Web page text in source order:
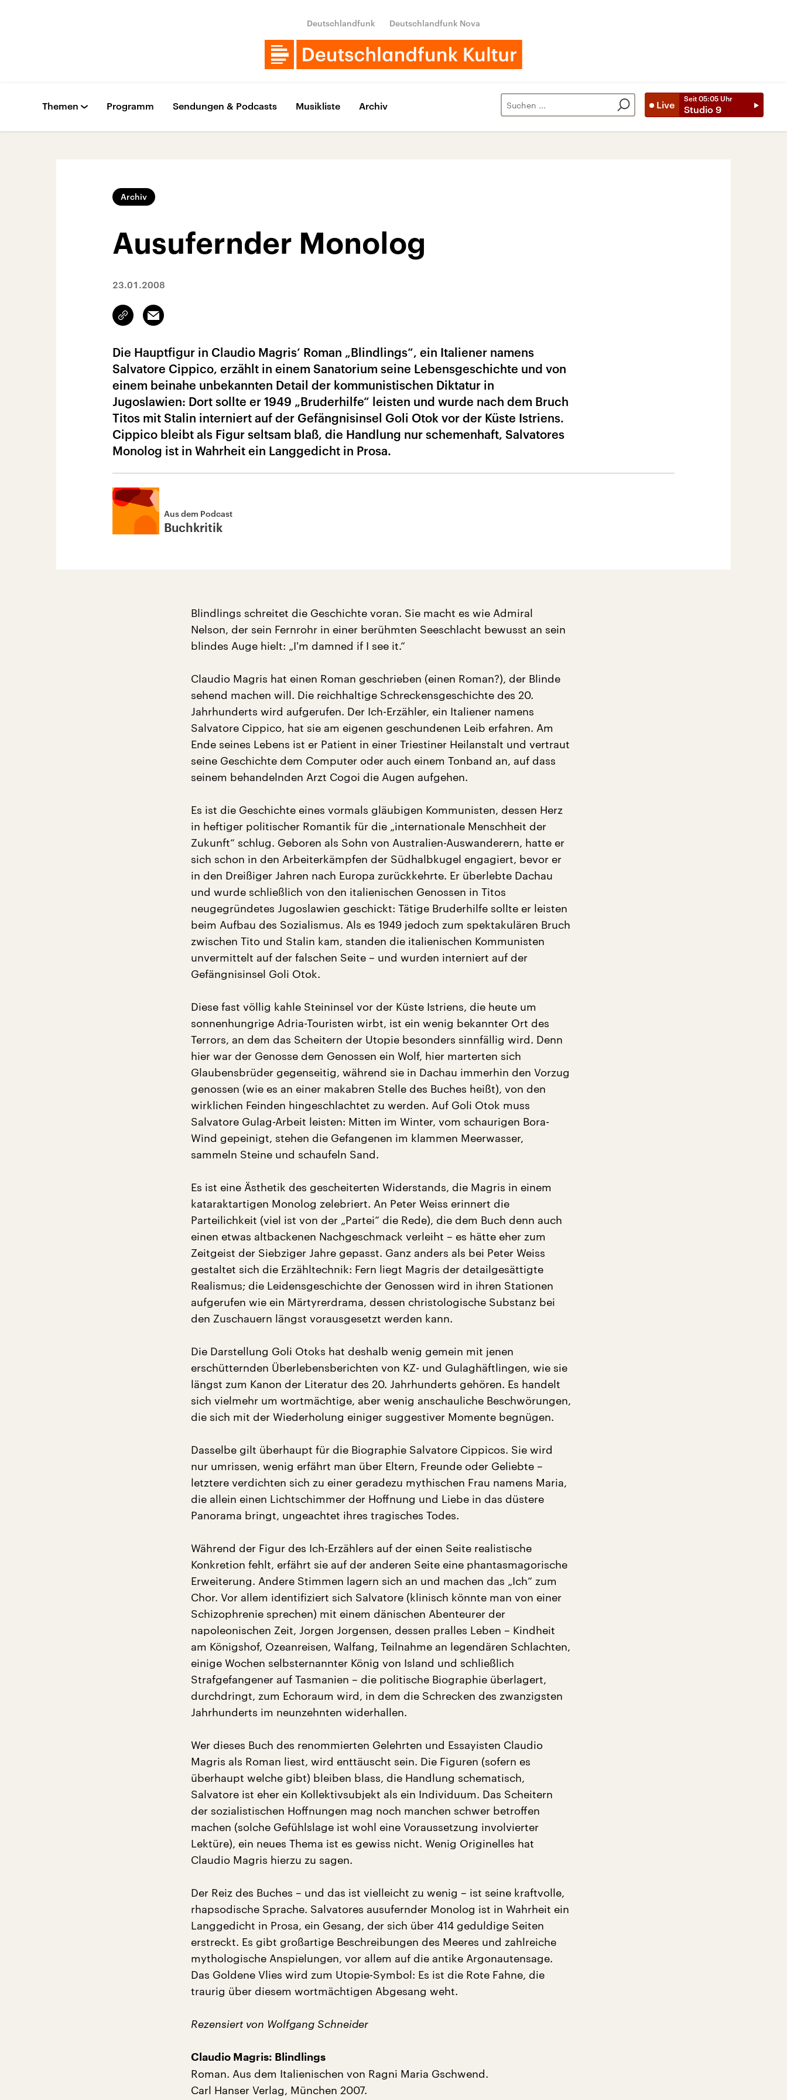
Deutschlandfunk Deutschlandfunk Nova
Live
Seit 05:05 Uhr
Studio 9
Themen Programm Sendungen & Podcasts Musikliste Archiv
Archiv
Ausufernder Monolog
23.01.2008
Link
kopieren/teilen
Email
Die Hauptfigur in Claudio Magris‘ Roman „Blindlings“, ein Italiener namens
Salvatore Cippico, erzählt in einem Sanatorium seine Lebensgeschichte und von
einem beinahe unbekannten Detail der kommunistischen Diktatur in
Jugoslawien: Dort sollte er 1949 „Bruderhilfe“ leisten und wurde nach dem Bruch
Titos mit Stalin interniert auf der Gefängnisinsel Goli Otok vor der Küste Istriens.
Cippico bleibt als Figur seltsam blaß, die Handlung nur schemenhaft, Salvatores
Monolog ist in Wahrheit ein Langgedicht in Prosa.
Aus dem Podcast
Buchkritik
Blindlings schreitet die Geschichte voran. Sie macht es wie Admiral
Nelson, der sein Fernrohr in einer berühmten Seeschlacht bewusst an sein
blindes Auge hielt: „I'm damned if I see it.“
Claudio Magris hat einen Roman geschrieben (einen Roman?), der Blinde
sehend machen will. Die reichhaltige Schreckensgeschichte des 20.
Jahrhunderts wird aufgerufen. Der Ich-Erzähler, ein Italiener namens
Salvatore Cippico, hat sie am eigenen geschundenen Leib erfahren. Am
Ende seines Lebens ist er Patient in einer Triestiner Heilanstalt und vertraut
seine Geschichte dem Computer oder auch einem Tonband an, auf dass
seinem behandelnden Arzt Cogoi die Augen aufgehen.
Es ist die Geschichte eines vormals gläubigen Kommunisten, dessen Herz
in heftiger politischer Romantik für die „internationale Menschheit der
Zukunft“ schlug. Geboren als Sohn von Australien-Auswanderern, hatte er
sich schon in den Arbeiterkämpfen der Südhalbkugel engagiert, bevor er
in den Dreißiger Jahren nach Europa zurückkehrte. Er überlebte Dachau
und wurde schließlich von den italienischen Genossen in Titos
neugegründetes Jugoslawien geschickt: Tätige Bruderhilfe sollte er leisten
beim Aufbau des Sozialismus. Als es 1949 jedoch zum spektakulären Bruch
zwischen Tito und Stalin kam, standen die italienischen Kommunisten
unvermittelt auf der falschen Seite – und wurden interniert auf der
Gefängnisinsel Goli Otok.
Diese fast völlig kahle Steininsel vor der Küste Istriens, die heute um
sonnenhungrige Adria-Touristen wirbt, ist ein wenig bekannter Ort des
Terrors, an dem das Scheitern der Utopie besonders sinnfällig wird. Denn
hier war der Genosse dem Genossen ein Wolf, hier marterten sich
Glaubensbrüder gegenseitig, während sie in Dachau immerhin den Vorzug
genossen (wie es an einer makabren Stelle des Buches heißt), von den
wirklichen Feinden hingeschlachtet zu werden. Auf Goli Otok muss
Salvatore Gulag-Arbeit leisten: Mitten im Winter, vom schaurigen Bora-
Wind gepeinigt, stehen die Gefangenen im klammen Meerwasser,
sammeln Steine und schaufeln Sand.
Es ist eine Ästhetik des gescheiterten Widerstands, die Magris in einem
kataraktartigen Monolog zelebriert. An Peter Weiss erinnert die
Parteilichkeit (viel ist von der „Partei“ die Rede), die dem Buch denn auch
einen etwas altbackenen Nachgeschmack verleiht – es hätte eher zum
Zeitgeist der Siebziger Jahre gepasst. Ganz anders als bei Peter Weiss
gestaltet sich die Erzähltechnik: Fern liegt Magris der detailgesättigte
Realismus; die Leidensgeschichte der Genossen wird in ihren Stationen
aufgerufen wie ein Märtyrerdrama, dessen christologische Substanz bei
den Zuschauern längst vorausgesetzt werden kann.
Die Darstellung Goli Otoks hat deshalb wenig gemein mit jenen
erschütternden Überlebensberichten von KZ- und Gulaghäftlingen, wie sie
längst zum Kanon der Literatur des 20. Jahrhunderts gehören. Es handelt
sich vielmehr um wortmächtige, aber wenig anschauliche Beschwörungen,
die sich mit der Wiederholung einiger suggestiver Momente begnügen.
Dasselbe gilt überhaupt für die Biographie Salvatore Cippicos. Sie wird
nur umrissen, wenig erfährt man über Eltern, Freunde oder Geliebte –
letztere verdichten sich zu einer geradezu mythischen Frau namens Maria,
die allein einen Lichtschimmer der Hoffnung und Liebe in das düstere
Panorama bringt, ungeachtet ihres tragisches Todes.
Während der Figur des Ich-Erzählers auf der einen Seite realistische
Konkretion fehlt, erfährt sie auf der anderen Seite eine phantasmagorische
Erweiterung. Andere Stimmen lagern sich an und machen das „Ich“ zum
Chor. Vor allem identifiziert sich Salvatore (klinisch könnte man von einer
Schizophrenie sprechen) mit einem dänischen Abenteurer der
napoleonischen Zeit, Jorgen Jorgensen, dessen pralles Leben – Kindheit
am Königshof, Ozeanreisen, Walfang, Teilnahme an legendären Schlachten,
einige Wochen selbsternannter König von Island und schließlich
Strafgefangener auf Tasmanien – die politische Biographie überlagert,
durchdringt, zum Echoraum wird, in dem die Schrecken des zwanzigsten
Jahrhunderts im neunzehnten widerhallen.
Wer dieses Buch des renommierten Gelehrten und Essayisten Claudio
Magris als Roman liest, wird enttäuscht sein. Die Figuren (sofern es
überhaupt welche gibt) bleiben blass, die Handlung schematisch,
Salvatore ist eher ein Kollektivsubjekt als ein Individuum. Das Scheitern
der sozialistischen Hoffnungen mag noch manchen schwer betroffen
machen (solche Gefühlslage ist wohl eine Voraussetzung involvierter
Lektüre), ein neues Thema ist es gewiss nicht. Wenig Originelles hat
Claudio Magris hierzu zu sagen.
Der Reiz des Buches – und das ist vielleicht zu wenig – ist seine kraftvolle,
rhapsodische Sprache. Salvatores ausufernder Monolog ist in Wahrheit ein
Langgedicht in Prosa, ein Gesang, der sich über 414 geduldige Seiten
erstreckt. Es gibt großartige Beschreibungen des Meeres und zahlreiche
mythologische Anspielungen, vor allem auf die antike Argonautensage.
Das Goldene Vlies wird zum Utopie-Symbol: Es ist die Rote Fahne, die
traurig über diesem wortmächtigen Abgesang weht.
Rezensiert von Wolfgang Schneider
Claudio Magris: Blindlings
Roman. Aus dem Italienischen von Ragni Maria Gschwend.
Carl Hanser Verlag, München 2007.